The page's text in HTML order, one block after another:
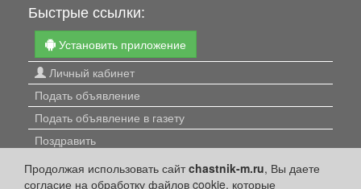
Продолжая использовать сайтchastnik-m.ru, Вы даете
согласие на обработку файлов cookie, которые
Быстрые ссылки:
Установить приложение
Личный кабинет
Подать объявление
Подать объявление в газету
Поздравить
Скачать газету "Частник-М"